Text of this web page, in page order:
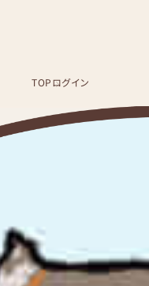
TOPログイン